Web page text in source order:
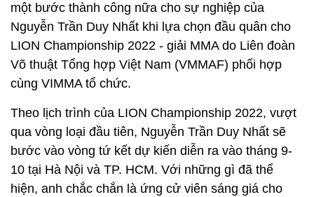
một bước thành công nữa cho sự nghiệp của
Nguyễn Trần Duy Nhất khi lựa chọn đầu quân cho
LION Championship 2022 - giải MMA do Liên đoàn
Võ thuật Tổng hợp Việt Nam (VMMAF) phối hợp
cùng VIMMA tổ chức.
Theo lịch trình của LION Championship 2022, vượt
qua vòng loại đầu tiên, Nguyễn Trần Duy Nhất sẽ
bước vào vòng tứ kết dự kiến diễn ra vào tháng 9-
10 tại Hà Nội và TP. HCM. Với những gì đã thể
hiện, anh chắc chắn là ứng cử viên sáng giá cho